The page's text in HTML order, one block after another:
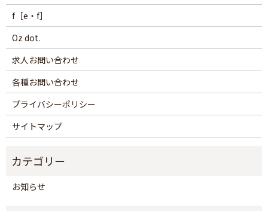
f［e・f］
Oz dot.
求人お問い合わせ
各種お問い合わせ
プライバシーポリシー
サイトマップ
お知らせ